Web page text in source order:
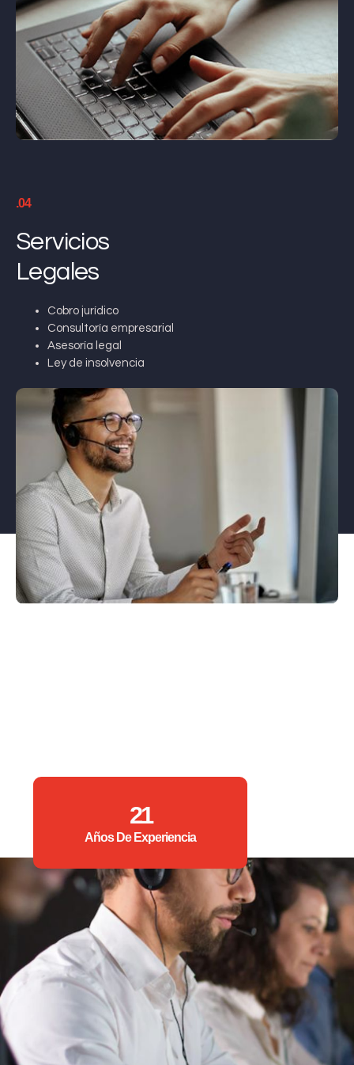
.04
Servicios
Legales
Cobro jurídico
Consultoría empresarial
Asesoría legal
Ley de insolvencia
21
Años De Experiencia